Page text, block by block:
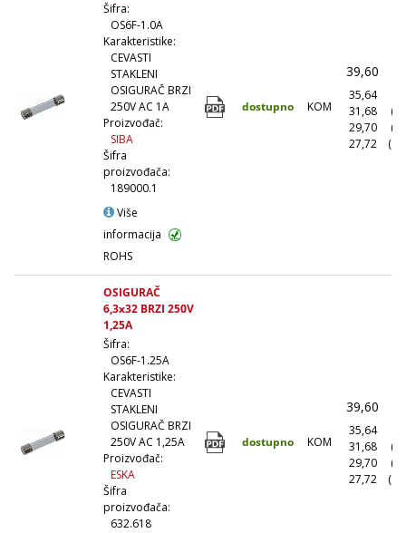
Šifra:
OS6F-1.0A
Karakteristike:
CEVASTI
STAKLENI
OSIGURAČ BRZI
250V AC 1A
Proizvođač:
SIBA
Šifra
proizvođača:
189000.1
Više
informacija
ROHS
dostupno KOM
39,60
35,64
31,68
29,70
27,72
OSIGURAČ
6,3x32 BRZI 250V
1,25A
Šifra:
OS6F-1.25A
Karakteristike:
CEVASTI
STAKLENI
OSIGURAČ BRZI
250V AC 1,25A
Proizvođač:
ESKA
Šifra
proizvođača:
632.618
dostupno KOM
39,60
35,64
31,68
29,70
27,72